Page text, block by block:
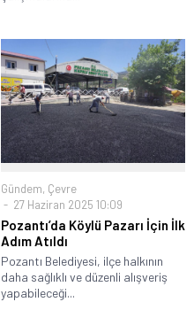
Gündem, Çevre
27 Haziran 2025 10:09
Pozantı’da Köylü Pazarı İçin İlk
Adım Atıldı
Pozantı Belediyesi, ilçe halkının
daha sağlıklı ve düzenli alışveriş
yapabileceği...